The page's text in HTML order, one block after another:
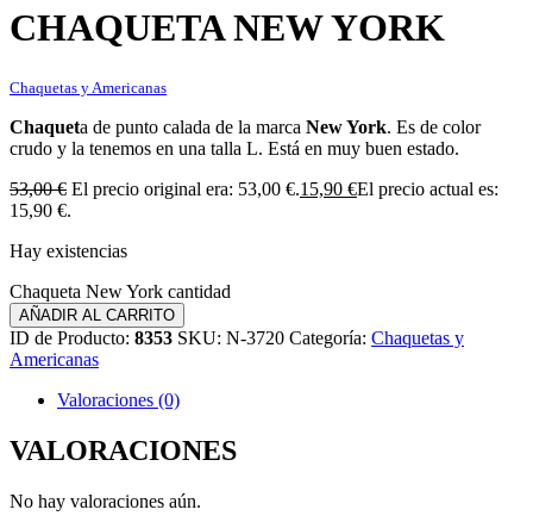
CHAQUETA NEW YORK
Chaquetas y Americanas
Chaqueta de punto calada de la marca New York. Es de color
crudo y la tenemos en una talla L. Está en muy buen estado.
53,00€ El precio original era: 53,00 €.15,90 €El precio actual es:
15,90 €.
Hay existencias
Chaqueta New York cantidad
AÑADIR AL CARRITO
ID de Producto: 8353 SKU: N-3720 Categoría: Chaquetas y
Americanas
Valoraciones (0)
VALORACIONES
No hay valoraciones aún.